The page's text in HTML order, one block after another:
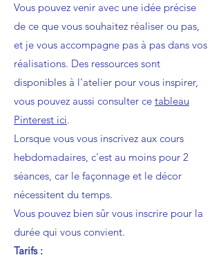
Vous pouvez venir avec une idée précise
de ce que vous souhaitez réaliser ou pas,
et je vous accompagne pas à pas dans vos
réalisations. Des ressources sont
disponibles à l'atelier pour vous inspirer,
vous pouvez aussi consulter ce tableau
Pinterest ici.
Lorsque vous vous inscrivez aux cours
hebdomadaires, c'est au moins pour 2
séances, car le façonnage et le décor
nécessitent du temps.
Vous pouvez bien sûr vous inscrire pour la
durée qui vous convient.
Tarifs :